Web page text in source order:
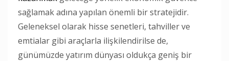
sağlamak adına yapılan önemli bir stratejidir.
Geleneksel olarak hisse senetleri, tahviller ve
emtialar gibi araçlarla ilişkilendirilse de,
günümüzde yatırım dünyası oldukça geniş bir